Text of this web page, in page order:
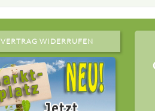
VERTRAG WIDERRUFEN